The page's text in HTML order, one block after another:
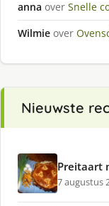
anna over Snelle
Wilmie over
Nieuwste
Preitaart
7 augustus